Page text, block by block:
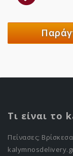
Τι είναι το
Πείνασες;